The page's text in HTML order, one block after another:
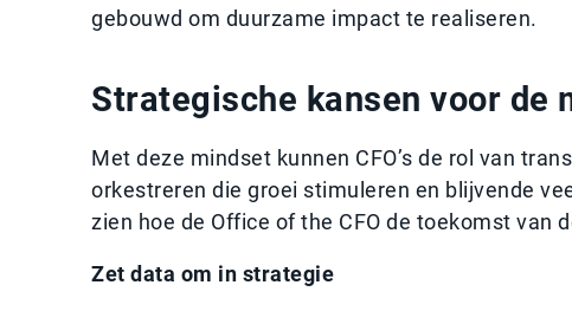
gebouwd om duurzame impact te realiseren.
Strategische kansen voor de
Met deze mindset kunnen CFO’s de rol van
orkestreren die groei stimuleren en blijvende
zien hoe de Office of the CFO de toekomst van
Zet data om in strategie